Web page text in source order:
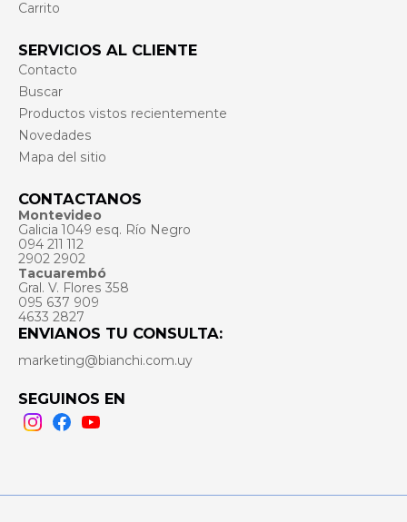
Carrito
SERVICIOS AL CLIENTE
Contacto
Buscar
Productos vistos recientemente
Novedades
Mapa del sitio
CONTACTANOS
Montevideo
Galicia 1049 esq. Río Negro
094 211 112
2902 2902
Tacuarembó
Gral. V. Flores 358
095 637 909
4633 2827
ENVIANOS TU CONSULTA:
marketing@bianchi.com.uy
SEGUINOS EN
Instagram
FacebookYoutube